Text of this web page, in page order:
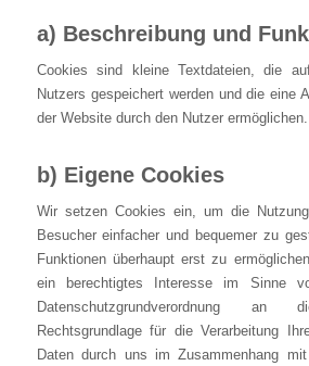
a) Beschreibung und
Cookies sind kleine Textdateien, die
Nutzers gespeichert werden und die eine
der Website durch den Nutzer ermöglichen.
b) Eigene Cookies
Wir setzen Cookies ein, um die
Besucher einfacher und bequemer zu
Funktionen überhaupt erst zu
ein berechtigtes Interesse im Sinne
Datenschutzgrundverordnung an
Rechtsgrundlage für die Verarbeitung
Daten durch uns im Zusammenhang